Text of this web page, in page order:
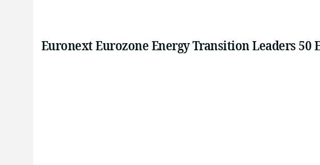
Euronext Eurozone Energy Transition Leaders 50